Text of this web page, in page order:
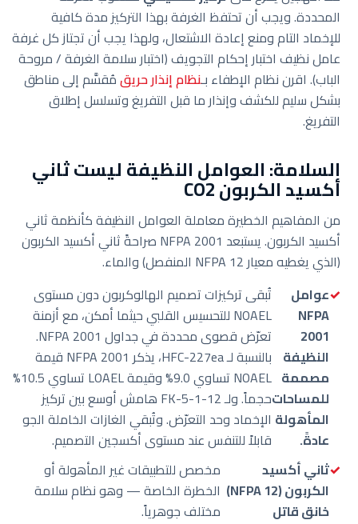
المحددة. ويجب أن تحتفظ الغرفة بهذا التركيز مدة كافية
للإخماد التام ومنع إعادة الاشتعال، ولهذا يجب أن تجتاز كل غرفة
عامل نظيف اختبار إحكام التجويف (اختبار سلامة الغرفة / مروحة
الباب). اقرن نظام الإطفاء بـنظام إنذار حريقمُقسَّم إلى مناطق
بشكل سليم للكشف وإنذار ما قبل التفريغ وتسلسل إطلاق
التفريغ.
السلامة: العوامل النظيفة ليست ثاني
أكسيد الكربون CO2
من المفاهيم الخطيرة معاملة العوامل النظيفة كأنظمة ثاني
أكسيد الكربون. يستبعد NFPA 2001 صراحةً ثاني أكسيد الكربون
(الذي يغطيه معيار NFPA 12 المنفصل) والماء.
عوامل
NFPA
2001
النظيفة
مصممة
للمساحات
المأهولة
عادةً.
تُبقى تركيزات تصميم الهالوكربون دون مستوى
NOAEL للتحسيس القلبي حيثما أمكن، مع أزمنة
تعرّض قصوى محددة في جداول NFPA 2001.
بالنسبة لـ HFC-227ea، يذكر NFPA 2001 قيمة
NOAEL تساوي 9.0% وقيمة LOAEL تساوي 10.5%
حجماً. ولـ FK-5-1-12 هامش أوسع بين تركيز
الإخماد وحد التعرّض. وتُبقي الغازات الخاملة الجو
قابلاً للتنفس عند مستوى أكسجين التصميم.
ثاني أكسيد
الكربون (NFPA 12)
خانق قاتل
مخصص للتطبيقات غير المأهولة أو
الخطرة الخاصة — وهو نظام سلامة
مختلف جوهرياً.